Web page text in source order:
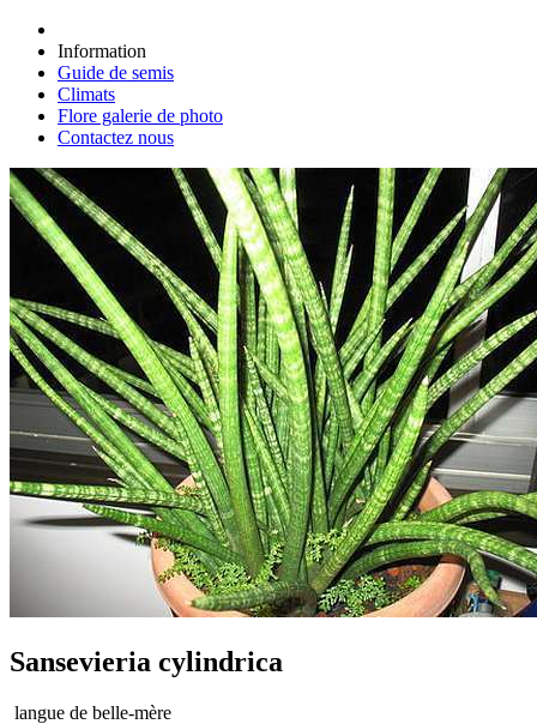
Information
Guide de semis
Climats
Flore galerie de photo
Contactez nous
Sansevieria cylindrica
langue de belle-mère